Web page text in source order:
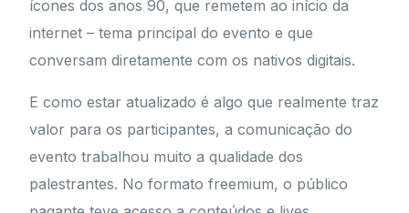
ícones dos anos 90, que remetem ao início da
internet – tema principal do evento e que
conversam diretamente com os nativos digitais.
E como estar atualizado é algo que realmente traz
valor para os participantes, a comunicação do
evento trabalhou muito a qualidade dos
palestrantes. No formato freemium, o público